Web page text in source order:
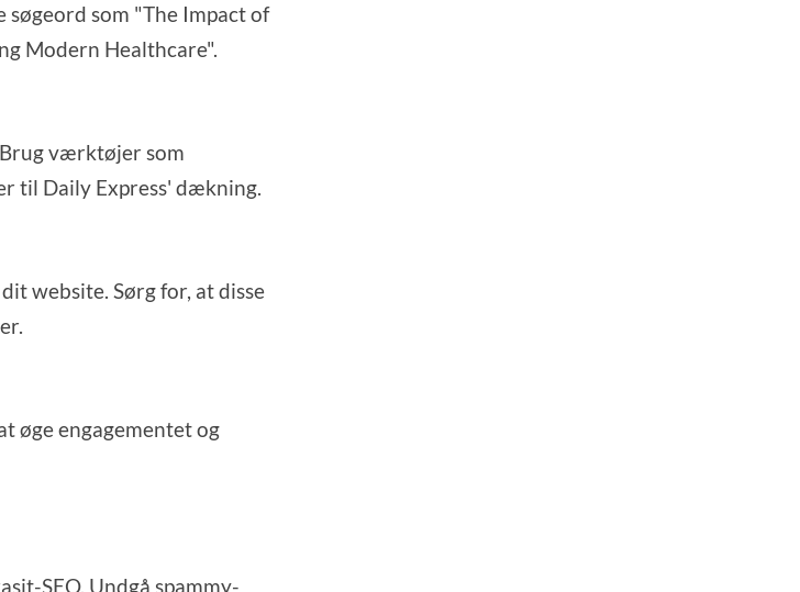
som "The Impact of
Modern Healthcare".
værktøjer som
til Daily Express' dækning.
website. Sørg for, at disse
øge engagementet og
SEO. Undgå spammy-